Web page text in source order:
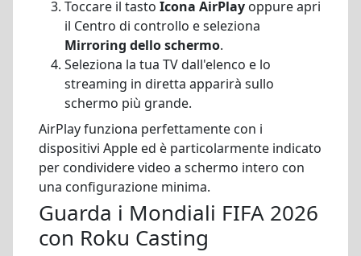
Toccare il tasto Icona AirPlay oppure apri
il Centro di controllo e seleziona
Mirroring dello schermo.
Seleziona la tua TV dall'elenco e lo
streaming in diretta apparirà sullo
schermo più grande.
AirPlay funziona perfettamente con i
dispositivi Apple ed è particolarmente indicato
per condividere video a schermo intero con
una configurazione minima.
Guarda i Mondiali FIFA 2026
con Roku Casting